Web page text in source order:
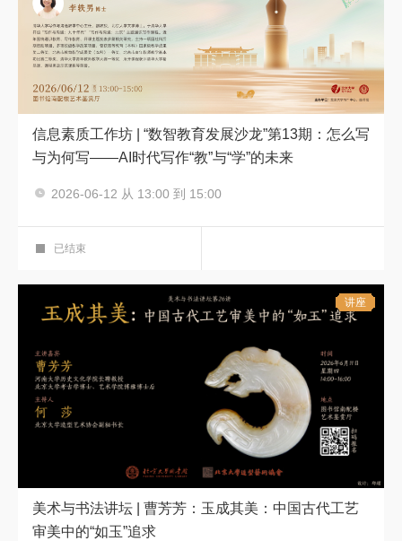
信息素质工作坊 | “数智教育发展沙龙”第13期：怎么写
与为何写——AI时代写作“教”与“学”的未来
2026-06-12 从 13:00 到 15:00
艺术鉴赏厅
已结束
讲座
美术与书法讲坛 | 曹芳芳：玉成其美：中国古代工艺
审美中的“如玉”追求